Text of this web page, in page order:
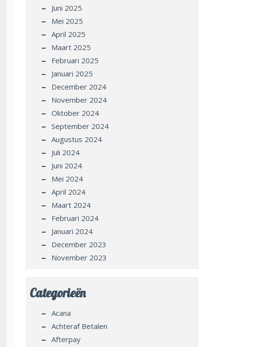
Juni 2025
Mei 2025
April 2025
Maart 2025
Februari 2025
Januari 2025
December 2024
November 2024
Oktober 2024
September 2024
Augustus 2024
Juli 2024
Juni 2024
Mei 2024
April 2024
Maart 2024
Februari 2024
Januari 2024
December 2023
November 2023
Categorieën
Acana
Achteraf Betalen
Afterpay